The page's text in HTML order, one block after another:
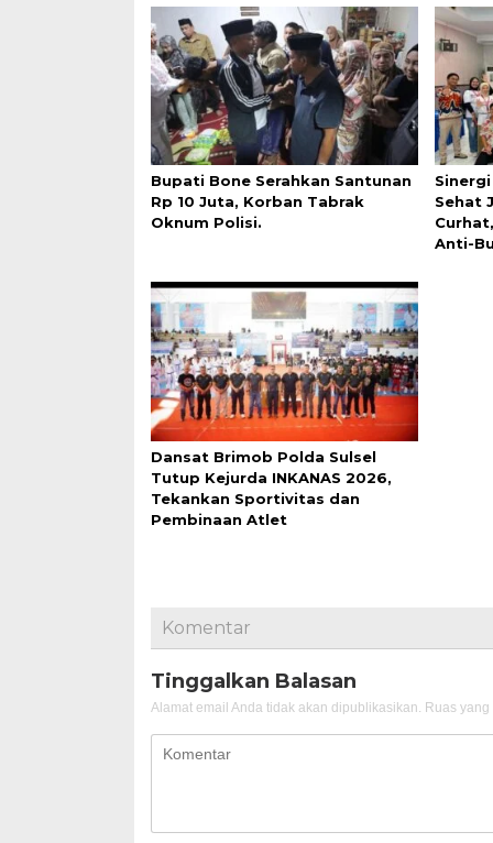
Bupati Bone Serahkan Santunan
Rp 10 Juta, Korban Tabrak
Oknum Polisi.
Sehat
Anti-
Dansat Brimob Polda Sulsel
Tutup Kejurda INKANAS 2026,
Tekankan Sportivitas dan
Pembinaan Atlet
Komentar
Tinggalkan Balasan
Alamat email Anda tidak akan dipublikasikan. Ruas